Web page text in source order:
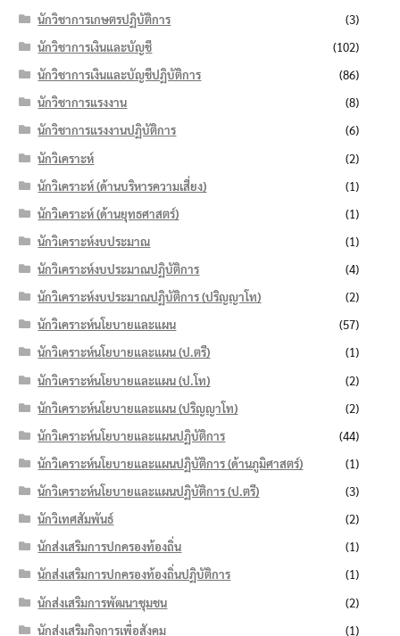
นักวิชาการเกษตรปฏิบัติการ
(3)
นักวิชาการเงินและบัญชี
(102)
นักวิชาการเงินและบัญชีปฏิบัติการ
(86)
นักวิชาการแรงงาน
(8)
นักวิชาการแรงงานปฏิบัติการ
(6)
นักวิเคราะห์
(2)
นักวิเคราะห์ (ด้านบริหารความเสี่ยง)
(1)
นักวิเคราะห์ (ด้านยุทธศาสตร์)
(1)
นักวิเคราะห์งบประมาณ
(1)
นักวิเคราะห์งบประมาณปฏิบัติการ
(4)
นักวิเคราะห์งบประมาณปฏิบัติการ (ปริญญาโท)
(2)
นักวิเคราะห์นโยบายและแผน
(57)
นักวิเคราะห์นโยบายและแผน (ป.ตรี)
(1)
นักวิเคราะห์นโยบายและแผน (ป.โท)
(2)
นักวิเคราะห์นโยบายและแผน (ปริญญาโท)
(2)
นักวิเคราะห์นโยบายและแผนปฏิบัติการ
(44)
นักวิเคราะห์นโยบายและแผนปฏิบัติการ (ด้านภูมิศาสตร์)
(1)
นักวิเคราะห์นโยบายและแผนปฏิบัติการ (ป.ตรี)
(3)
นักวิเทศสัมพันธ์
(2)
นักส่งเสริมการปกครองท้องถิ่น
(1)
นักส่งเสริมการปกครองท้องถิ่นปฏิบัติการ
(1)
นักส่งเสริมการพัฒนาชุมชน
(2)
นักส่งเสริมกิจการเพื่อสังคม
(1)